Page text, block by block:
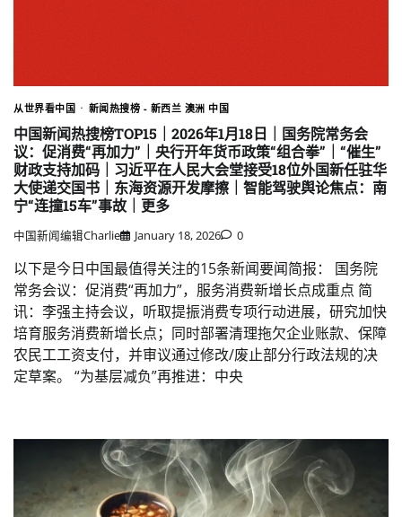
从世界看中国 新闻热搜榜 - 新西兰 澳洲 中国
中国新闻热搜榜TOP15｜2026年1月18日｜国务院常务会
议：促消费“再加力”｜央行开年货币政策“组合拳”｜“催生”
财政支持加码｜习近平在人民大会堂接受18位外国新任驻华
大使递交国书｜东海资源开发摩擦｜智能驾驶舆论焦点：南
宁“连撞15车”事故｜更多
中国新闻编辑Charlie January 18, 2026 0
以下是今日中国最值得关注的15条新闻要闻简报： 国务院
常务会议：促消费“再加力”，服务消费新增长点成重点 简
讯：李强主持会议，听取提振消费专项行动进展，研究加快
培育服务消费新增长点；同时部署清理拖欠企业账款、保障
农民工工资支付，并审议通过修改/废止部分行政法规的决
定草案。 “为基层减负”再推进：中央